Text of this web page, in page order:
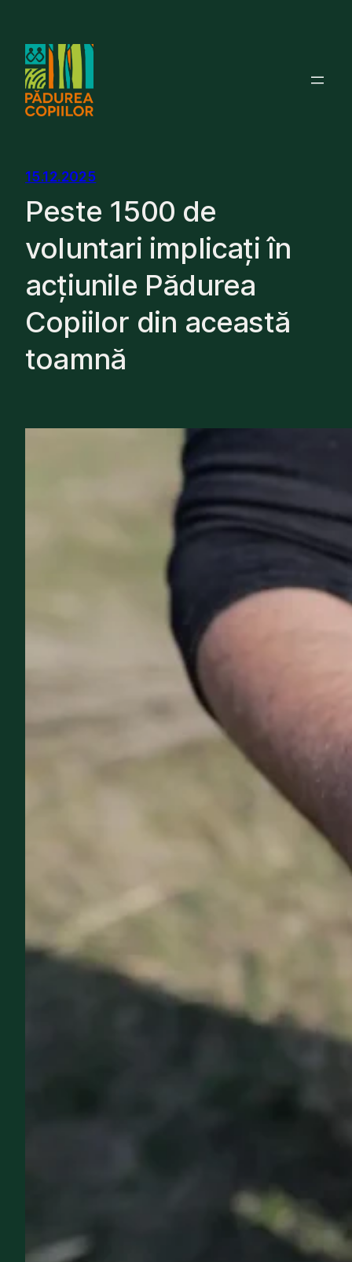
content
15.12.2025
Peste 1500 de
voluntari implicați în
acțiunile Pădurea
Copiilor din această
toamnă